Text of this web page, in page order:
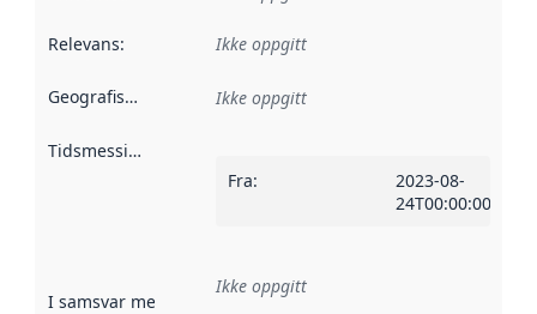
Relevans: Ikke oppgitt
Geografisk avgrensning :
Ikke oppgitt
Tidsmessig avgrensning
Fra:
2023-08-
24T00:00:00Z
I samsvar med Referanse til en implementasjonsregel
Ikke oppgitt